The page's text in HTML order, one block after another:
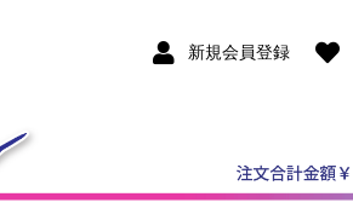
新規会員登録